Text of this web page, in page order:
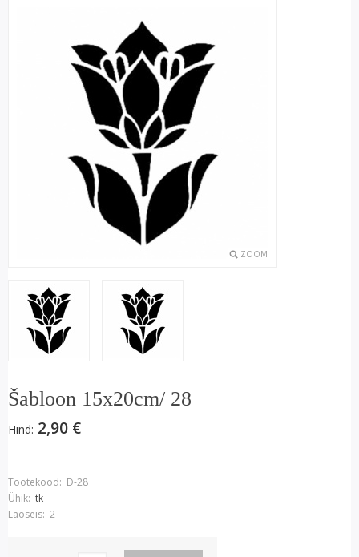
ZOOM
Šabloon 15x20cm/ 28
Hind: 2,90 €
Tootekood: D-28
Ühik: tk
Laoseis: 2